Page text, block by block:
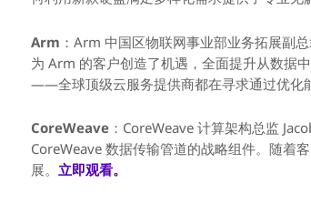
Arm ：Arm 中国区物联网事业部业务拓展副
为 Arm 的客户创造了机遇，全面提升从数据
——全球顶级云服务提供商都在寻求通过优化
CoreWeave ：CoreWeave 计算架构总监
CoreWeave 数据传输管道的战略组件。随着
展。立即观看。